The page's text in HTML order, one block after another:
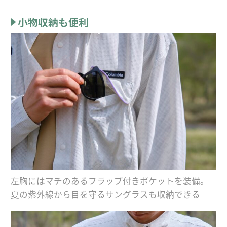
小物収納も便利
左胸にはマチのあるフラップ付きポケットを装備。
夏の紫外線から目を守るサングラスも収納できる